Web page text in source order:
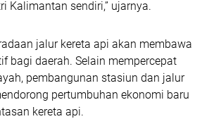
Kalimantan sendiri,” ujarnya.
jalur kereta api akan membawa
bagi daerah. Selain mempercepat
pembangunan stasiun dan jalur
pertumbuhan ekonomi baru
kereta api.